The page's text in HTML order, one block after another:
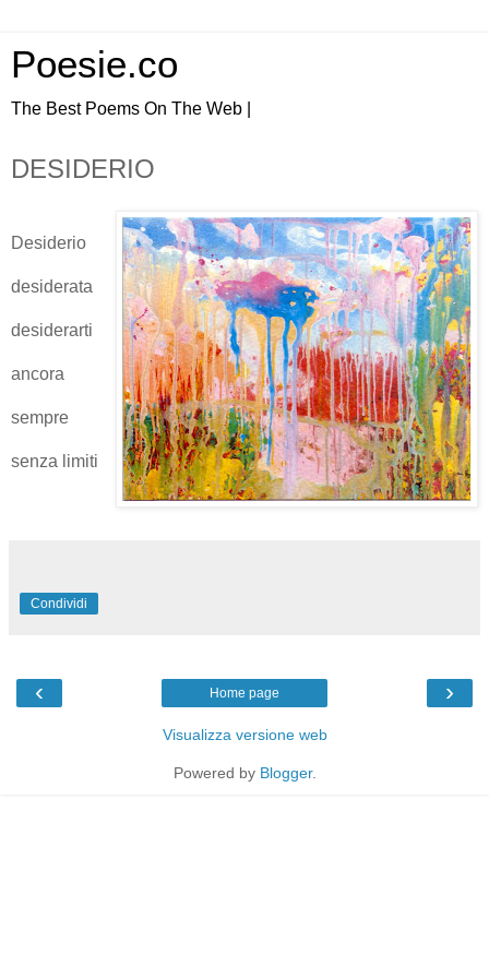
Poesie.co
The Best Poems On The Web |
DESIDERIO
Desiderio
desiderata
desiderarti
ancora
sempre
senza limiti
Condividi
‹ ›
Home page
Visualizza versione web
Powered by Blogger.